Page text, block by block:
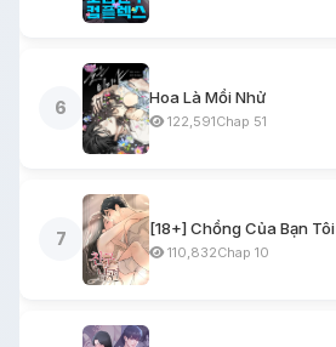
6
Hoa Là Mồi Nhử
122,591Chap 51
7
[18+] Chồng Của Bạn Tôi
110,832Chap 10